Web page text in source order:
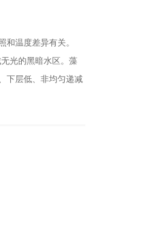
温度差异有关。
光的黑暗水区。藻
下层低、非均匀递减